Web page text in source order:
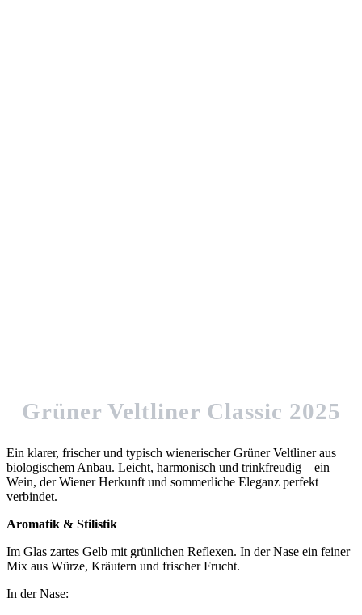
Grüner Veltliner Classic 2025
Ein klarer, frischer und typisch wienerischer Grüner Veltliner aus
biologischem Anbau. Leicht, harmonisch und trinkfreudig – ein
Wein, der Wiener Herkunft und sommerliche Eleganz perfekt
verbindet.
Aromatik & Stilistik
Im Glas zartes Gelb mit grünlichen Reflexen. In der Nase ein feiner
Mix aus Würze, Kräutern und frischer Frucht.
In der Nase: